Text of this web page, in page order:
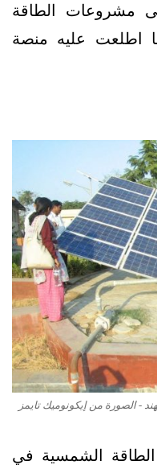
مشروعات الطاقة
اطلعت عليه منصة
- الصورة من إيكونوميك تايمز
الشمسية في